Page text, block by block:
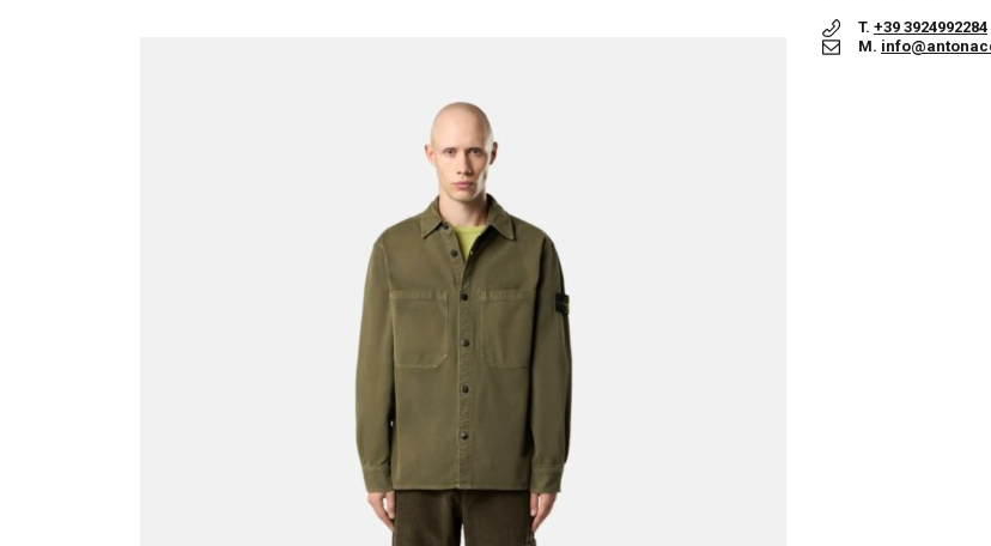
T. +39 3924992284
M.